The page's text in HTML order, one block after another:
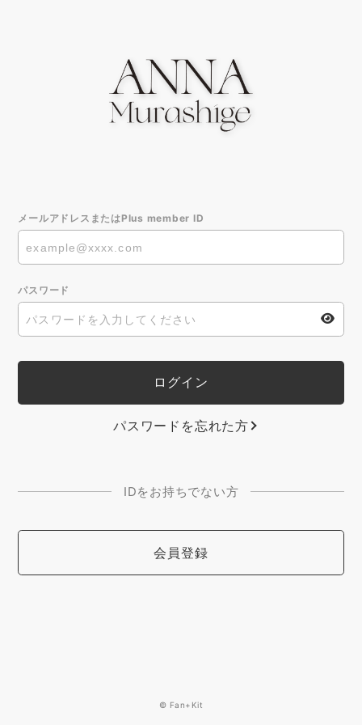
メールアドレスまたはPlus member ID
パスワード
パスワードを忘れた方
IDをお持ちでない方
会員登録
© Fan+Kit